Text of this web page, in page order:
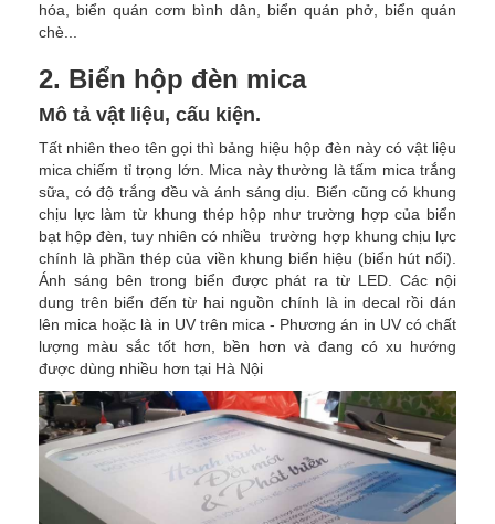
hóa, biển quán cơm bình dân, biển quán phở, biển quán
chè...
2. Biển hộp đèn mica
Mô tả vật liệu, cấu kiện.
Tất nhiên theo tên gọi thì bảng hiệu hộp đèn này có vật liệu
mica chiếm tỉ trọng lớn. Mica này thường là tấm mica trắng
sữa, có độ trắng đều và ánh sáng dịu. Biển cũng có khung
chịu lực làm từ khung thép hộp như trường hợp của biển
bạt hộp đèn, tuy nhiên có nhiều trường hợp khung chịu lực
chính là phần thép của viền khung biển hiệu (biển hút nổi).
Ánh sáng bên trong biển được phát ra từ LED. Các nội
dung trên biển đến từ hai nguồn chính là in decal rồi dán
lên mica hoặc là in UV trên mica - Phương án in UV có chất
lượng màu sắc tốt hơn, bền hơn và đang có xu hướng
được dùng nhiều hơn tại Hà Nội